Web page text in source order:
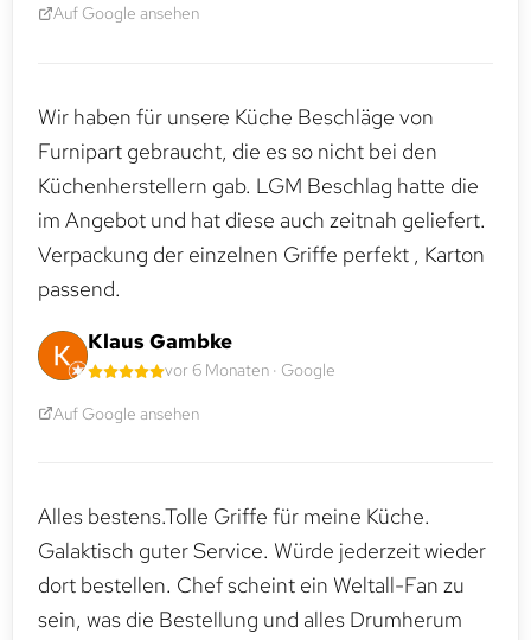
Auf Google ansehen
Wir haben für unsere Küche Beschläge von
Furnipart gebraucht, die es so nicht bei den
Küchenherstellern gab. LGM Beschlag hatte die
im Angebot und hat diese auch zeitnah geliefert.
Verpackung der einzelnen Griffe perfekt , Karton
passend.
Klaus Gambke
vor 6 Monaten · Google
Auf Google ansehen
Alles bestens.Tolle Griffe für meine Küche.
Galaktisch guter Service. Würde jederzeit wieder
dort bestellen. Chef scheint ein Weltall-Fan zu
sein, was die Bestellung und alles Drumherum